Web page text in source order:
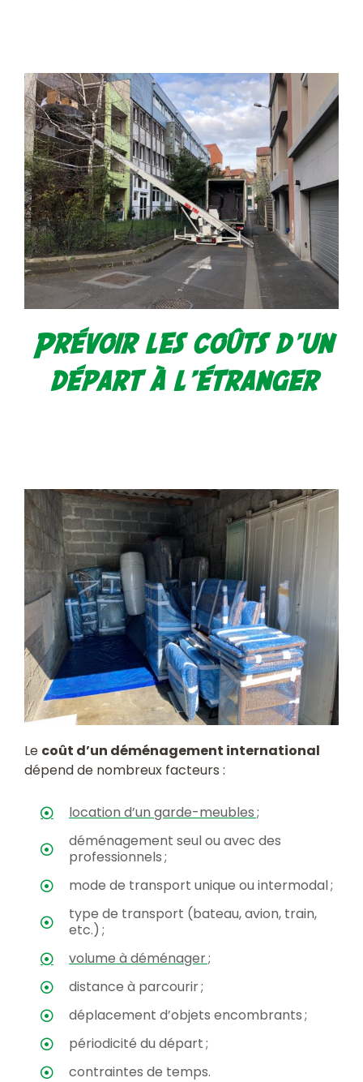
Prévoir les coûts d’un
départ à l’étranger
Le coût d’un déménagement international
dépend de nombreux facteurs :
location d’un garde-meubles ;
déménagement seul ou avec des
professionnels ;
mode de transport unique ou intermodal ;
type de transport (bateau, avion, train,
etc.) ;
volume à déménager ;
distance à parcourir ;
déplacement d’objets encombrants ;
périodicité du départ ;
contraintes de temps.